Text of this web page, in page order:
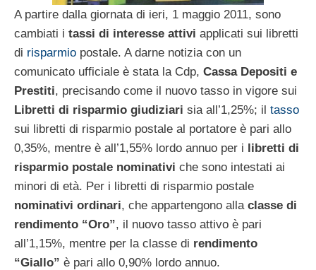
A partire dalla giornata di ieri, 1 maggio 2011, sono
cambiati i tassi di interesse attivi applicati sui libretti
di risparmio postale. A darne notizia con un
comunicato ufficiale è stata la Cdp, Cassa Depositi e
Prestiti, precisando come il nuovo tasso in vigore sui
Libretti di risparmio giudiziari sia all’1,25%; il tasso
sui libretti di risparmio postale al portatore è pari allo
0,35%, mentre è all’1,55% lordo annuo per i libretti di
risparmio postale nominativi che sono intestati ai
minori di età. Per i libretti di risparmio postale
nominativi ordinari, che appartengono alla classe di
rendimento “Oro”, il nuovo tasso attivo è pari
all’1,15%, mentre per la classe di rendimento
“Giallo” è pari allo 0,90% lordo annuo.